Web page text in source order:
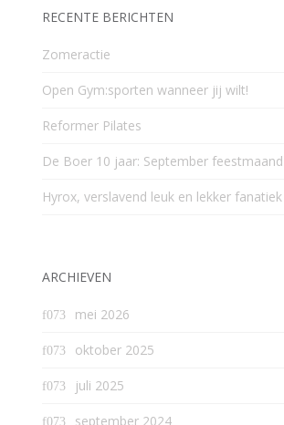
RECENTE BERICHTEN
Zomeractie
Open Gym:sporten wanneer jij wilt!
Reformer Pilates
De Boer 10 jaar: September feestmaand
Hyrox, verslavend leuk en lekker fanatiek
ARCHIEVEN
mei 2026
oktober 2025
juli 2025
september 2024